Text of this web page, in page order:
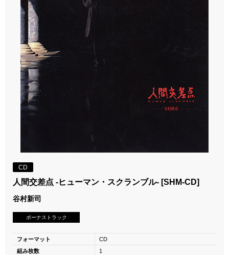
CD
人間交差点 -ヒューマン・スクランブル- [SHM-CD]
谷村新司
ボーナストラック
フォーマット
CD
組み枚数
1